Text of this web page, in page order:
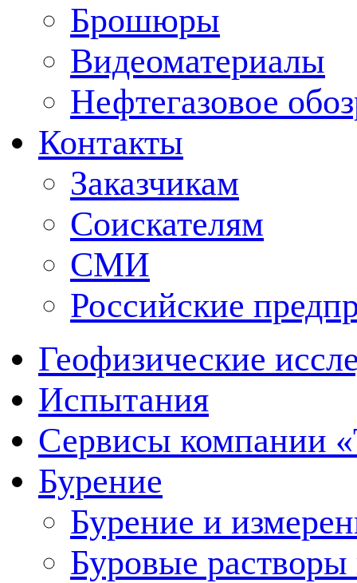
Брошюры
Видеоматериалы
Нефтегазовое
Контакты
Заказчикам
Соискателям
СМИ
Российские
Геофизические
Испытания
Сервисы компании
Бурение
Бурение и
Буровые